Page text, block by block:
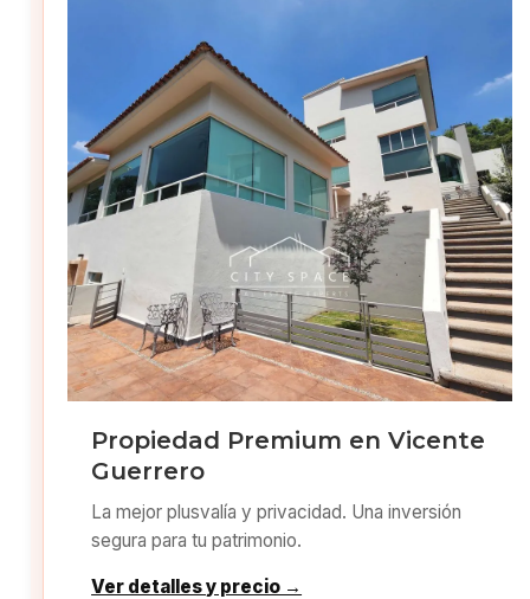
Propiedad Premium en Vicente
Guerrero
La mejor plusvalía y privacidad. Una inversión
segura para tu patrimonio.
Ver detalles y precio →